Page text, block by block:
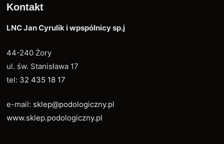
Kontakt
LNC Jan Cyrulik i wpspólnicy sp.j
44-240 Żory
ul. św. Stanisława 17
tel: 32 435 18 17
e-mail: sklep@podologiczny.pl
www.sklep.podologiczny.pl